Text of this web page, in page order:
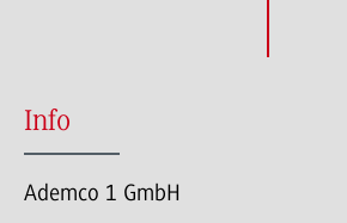
Info
Ademco 1 GmbH